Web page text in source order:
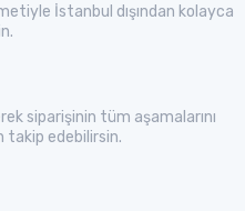
İstanbul dışından kolayca
siparişinin tüm aşamalarını
takip edebilirsin.